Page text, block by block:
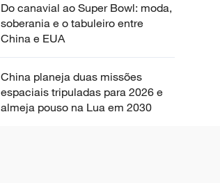
Do canavial ao Super Bowl: moda,
soberania e o tabuleiro entre
China e EUA
China planeja duas missões
espaciais tripuladas para 2026 e
almeja pouso na Lua em 2030